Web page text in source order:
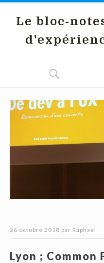
Le bloc-
26 octobre 2018 par Raphaël
Lyon ; Common